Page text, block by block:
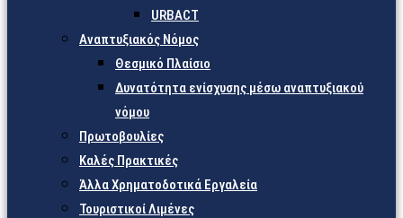
URBACT
Αναπτυξιακός Νόμος
Θεσμικό Πλαίσιο
Δυνατότητα ενίσχυσης μέσω αναπτυξιακού
νόμου
Πρωτοβουλίες
Καλές Πρακτικές
Άλλα Χρηματοδοτικά Εργαλεία
Τουριστικοί Λιμένες